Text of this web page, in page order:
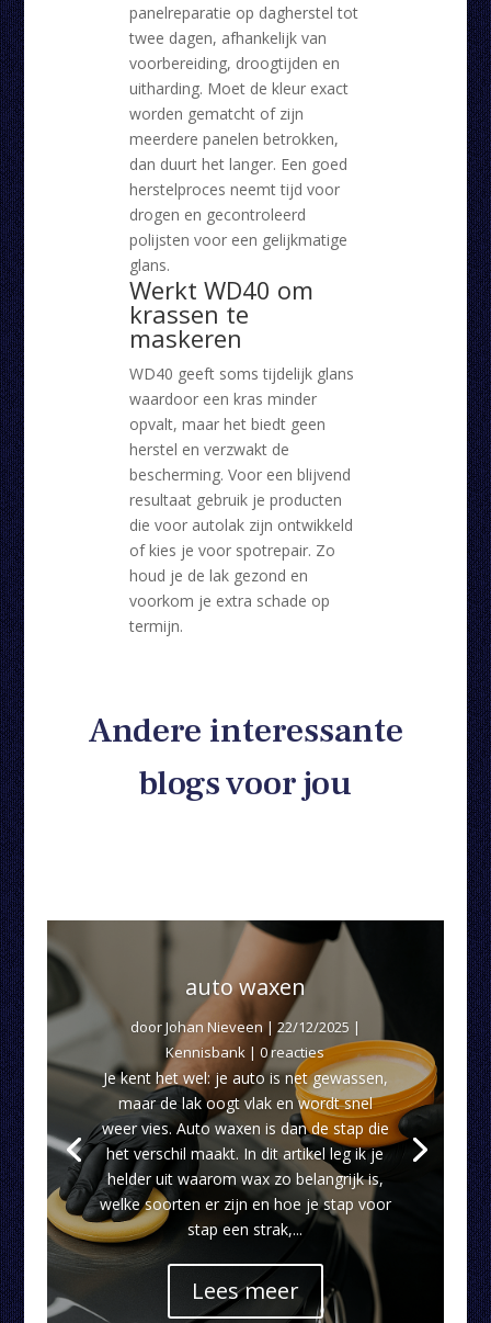
panelreparatie op dagherstel tot
twee dagen, afhankelijk van
voorbereiding, droogtijden en
uitharding. Moet de kleur exact
worden gematcht of zijn
meerdere panelen betrokken,
dan duurt het langer. Een goed
herstelproces neemt tijd voor
drogen en gecontroleerd
polijsten voor een gelijkmatige
glans.
Werkt WD40 om
krassen te
maskeren
WD40 geeft soms tijdelijk glans
waardoor een kras minder
opvalt, maar het biedt geen
herstel en verzwakt de
bescherming. Voor een blijvend
resultaat gebruik je producten
die voor autolak zijn ontwikkeld
of kies je voor spotrepair. Zo
houd je de lak gezond en
voorkom je extra schade op
termijn.
Andere interessante
blogs voor jou
auto waxen
doorJohan Nieveen | 22/12/2025 |
Kennisbank | 0 reacties
Je kent het wel: je auto is net gewassen,
maar de lak oogt vlak en wordt snel
weer vies. Auto waxen is dan de stap die
het verschil maakt. In dit artikel leg ik je
helder uit waarom wax zo belangrijk is,
welke soorten er zijn en hoe je stap voor
stap een strak,...
Lees meer